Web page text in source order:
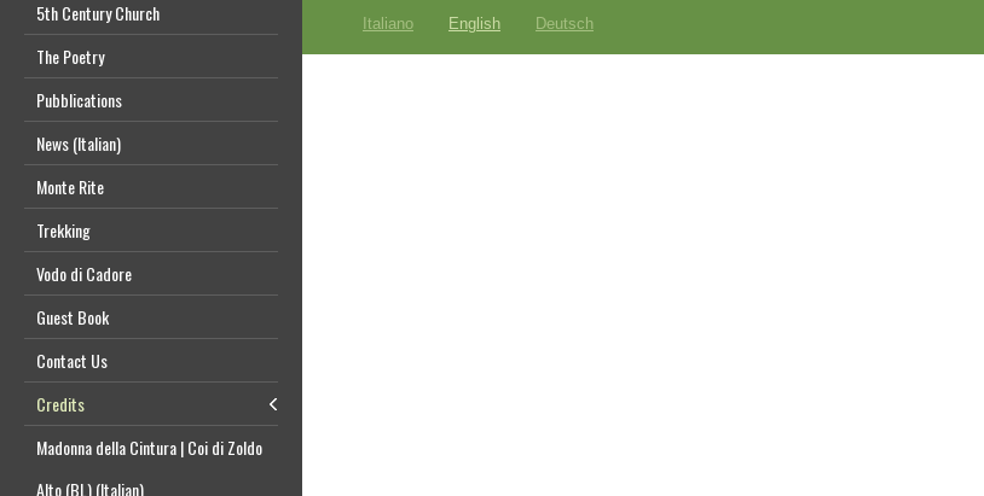
5th Century Church
The Poetry
Pubblications
News (Italian)
Monte Rite
Trekking
Vodo di Cadore
Guest Book
Contact Us
Credits
Madonna della Cintura | Coi di Zoldo
Alto (BL) (Italian)
Italiano English Deutsch